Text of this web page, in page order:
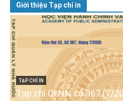
Giới thiệu Tạp chí in
TẠP CHÍ IN
Tạp chí QLNN số 367 (7/